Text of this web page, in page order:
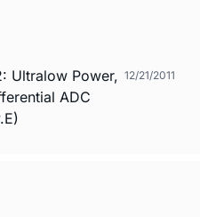
Ultralow Power,
ADC
12/21/2011